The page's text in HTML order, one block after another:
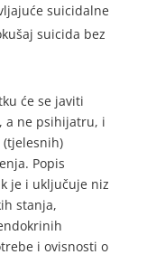
suicidalne
suicida bez
će se javiti
a ne psihijatru, i
Popis
je i uključuje niz
stanja,
i ovisnosti o